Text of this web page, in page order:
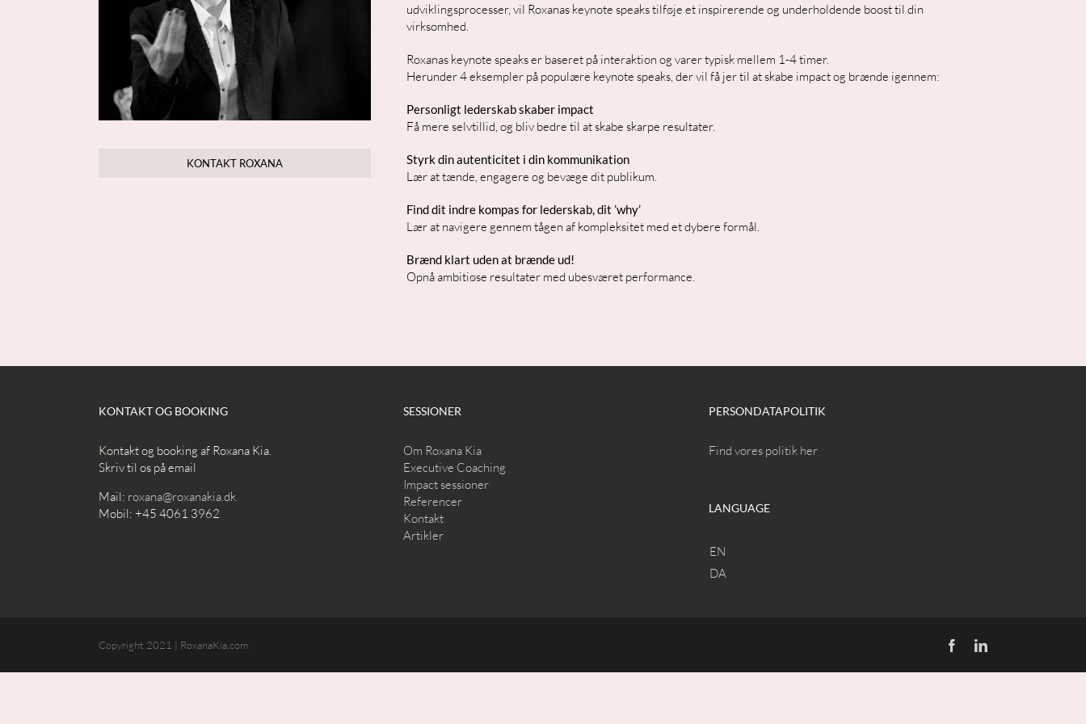
KONTAKT ROXANA
udviklingsprocesser, vil Roxanas keynote speaks tilføje et inspirerende og underholdende boost til din
virksomhed.
Roxanas keynote speaks er baseret på interaktion og varer typisk mellem 1-4 timer.
Herunder 4 eksempler på populære keynote speaks, der vil få jer til at skabe impact og brænde igennem:
Personligt lederskab skaber impact
Få mere selvtillid, og bliv bedre til at skabe skarpe resultater.
Styrk din autenticitet i din kommunikation
Lær at tænde, engagere og bevæge dit publikum.
Find dit indre kompas for lederskab, dit ’why’
Lær at navigere gennem tågen af kompleksitet med et dybere formål.
Brænd klart uden at brænde ud!
Opnå ambitiøse resultater med ubesværet performance.
KONTAKT OG BOOKING
Kontakt og booking af Roxana Kia.
Skriv til os på email
Mail: roxana@roxanakia.dk
Mobil: +45 4061 3962
SESSIONER
Om Roxana Kia
Executive Coaching
Impact sessioner
Referencer
Kontakt
Artikler
PERSONDATAPOLITIK
Find vores politik her
LANGUAGE
EN
DA
Copyright 2021 | RoxanaKia.com FacebookLinkedIn